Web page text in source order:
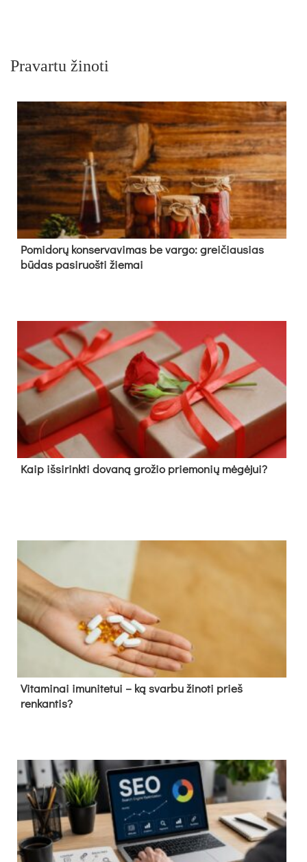
Pravartu žinoti
Pomidorų konservavimas be vargo: greičiausias
būdas pasiruošti žiemai
Kaip išsirinkti dovaną grožio priemonių mėgėjui?
Vitaminai imunitetui – ką svarbu žinoti prieš
renkantis?